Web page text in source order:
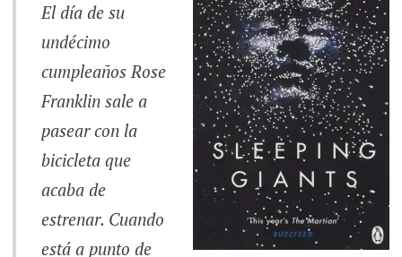
El día de su
undécimo
cumpleaños Rose
Franklin sale a
pasear con la
bicicleta que
acaba de
estrenar. Cuando
está a punto de